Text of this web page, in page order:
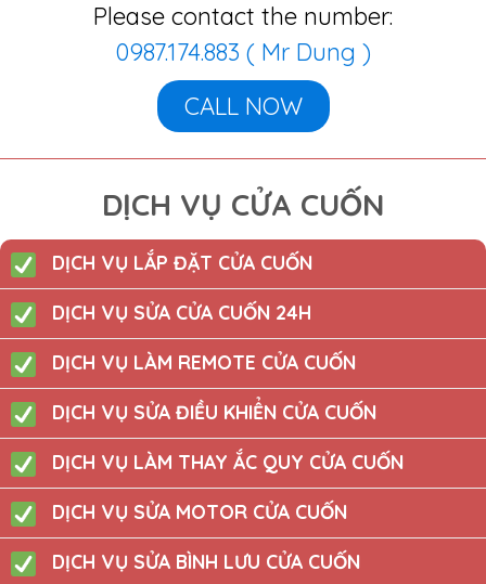
Please contact the number:
0987.174.883 ( Mr Dung )
CALL NOW
DỊCH VỤ CỬA CUỐN
DỊCH VỤ LẮP ĐẶT CỬA CUỐN
DỊCH VỤ SỬA CỬA CUỐN 24H
DỊCH VỤ LÀM REMOTE CỬA CUỐN
DỊCH VỤ SỬA ĐIỀU KHIỂN CỬA CUỐN
DỊCH VỤ LÀM THAY ẮC QUY CỬA CUỐN
DỊCH VỤ SỬA MOTOR CỬA CUỐN
DỊCH VỤ SỬA BÌNH LƯU CỬA CUỐN